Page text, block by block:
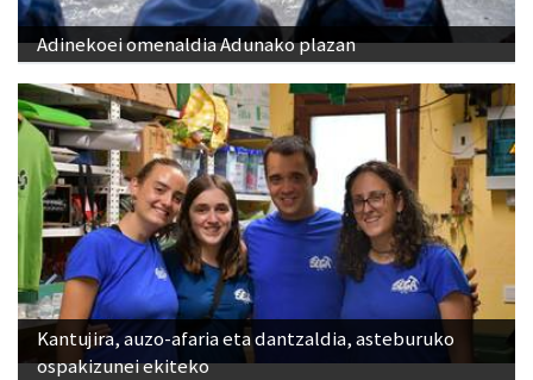
Adinekoei omenaldia Adunako plazan
Kantujira, auzo-afaria eta dantzaldia, asteburuko
ospakizunei ekiteko